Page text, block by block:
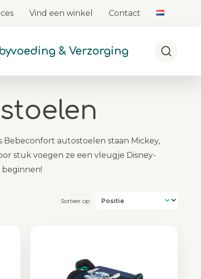
Vind een winkel
Contact
& Verzorging Zoeken
autostoelen staan Mickey,
stuk voegen ze een vleugje Disney-
Sorteer op